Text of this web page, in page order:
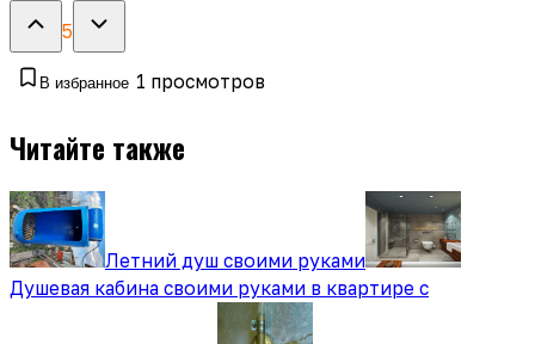
5
В избранное 1 просмотров
Читайте также
Летний душ своими руками
Душевая кабина своими руками в квартире с